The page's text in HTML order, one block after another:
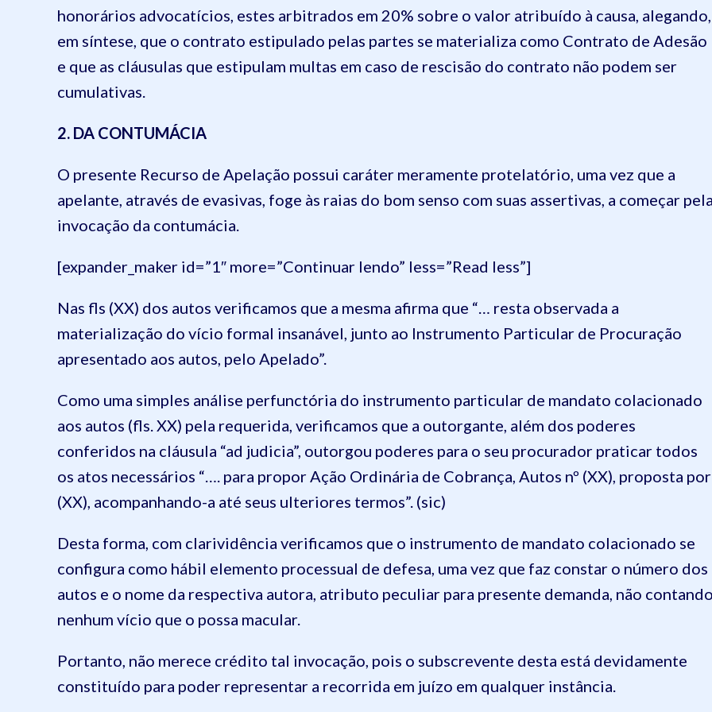
honorários advocatícios, estes arbitrados em 20% sobre o valor atribuído à causa, alegando,
em síntese, que o contrato estipulado pelas partes se materializa como Contrato de Adesão
e que as cláusulas que estipulam multas em caso de rescisão do contrato não podem ser
cumulativas.
2. DA CONTUMÁCIA
O presente Recurso de Apelação possui caráter meramente protelatório, uma vez que a
apelante, através de evasivas, foge às raias do bom senso com suas assertivas, a começar
invocação da contumácia.
[expander_maker id=”1″ more=”Continuar lendo” less=”Read less”]
Nas fls (XX) dos autos verificamos que a mesma afirma que “… resta observada a
materialização do vício formal insanável, junto ao Instrumento Particular de Procuração
apresentado aos autos, pelo Apelado”.
Como uma simples análise perfunctória do instrumento particular de mandato colacionado
aos autos (fls. XX) pela requerida, verificamos que a outorgante, além dos poderes
conferidos na cláusula “ad judicia”, outorgou poderes para o seu procurador praticar todos
os atos necessários “…. para propor Ação Ordinária de Cobrança, Autos nº (XX), proposta por
(XX), acompanhando-a até seus ulteriores termos”. (sic)
Desta forma, com clarividência verificamos que o instrumento de mandato colacionado se
configura como hábil elemento processual de defesa, uma vez que faz constar o número dos
autos e o nome da respectiva autora, atributo peculiar para presente demanda, não
nenhum vício que o possa macular.
Portanto, não merece crédito tal invocação, pois o subscrevente desta está devidamente
constituído para poder representar a recorrida em juízo em qualquer instância.